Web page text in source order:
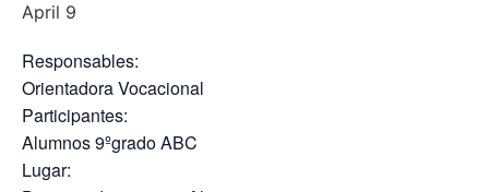
April 9
Responsables:
Orientadora Vocacional
Participantes:
Alumnos 9ºgrado ABC
Lugar: